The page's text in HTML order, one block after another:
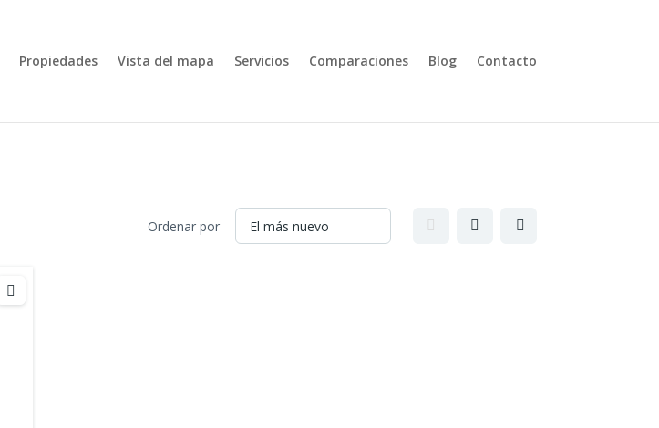
Propiedades Vista del mapa Servicios Comparaciones Blog Contacto
Ordenar por